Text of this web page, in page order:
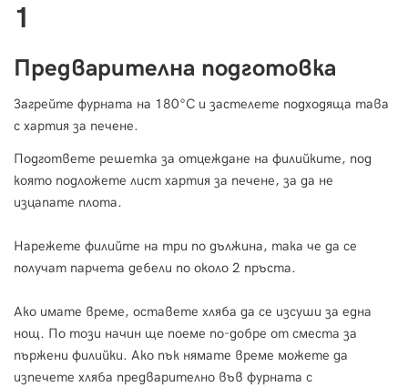
1
Предварителна подготовка
Загрейте фурната на 180°С и застелете подходяща тава
с хартия за печене.
Подгответе решетка за отцеждане на филийките, под
която подложете лист хартия за печене, за да не
изцапате плота.
Нарежете филийте на три по дължина, така че да се
получат парчета дебели по около 2 пръста.
Ако имате време, оставете хляба да се изсуши за една
нощ. По този начин ще поеме по-добре от сместа за
пържени филийки. Ако пък нямате време можете да
изпечете хляба предварително във фурната с